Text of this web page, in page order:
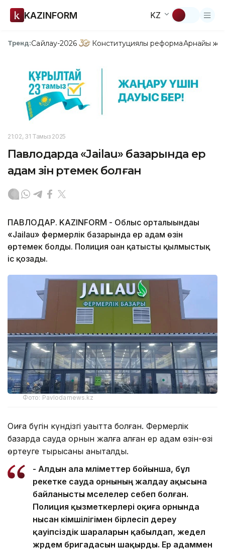
KAZINFORM KZ
Тренд:Сайлау-2026 Конституциялық реформаАрнайы
21:02, 31 Тамыз 2025
Павлодарда «Jailau» базарында ер
адам өзін өртемек болған
ПАВЛОДАР. KAZINFORM - Облыс орталығындағы
«Jailau» фермерлік базарында ер адам өзін
өртемек болды. Полиция оған қатысты қылмыстық
іс қозғады.
Фото: Pavlodarnews.kz
Оқиға бүгін күндізгі уақытта болған. Фермерлік
базарда сауда орнын жалға алған ер адам өзін-өзі
өртеуге тырысқаны анықталды.
- Алдын ала мәліметтер бойынша, бұл
әрекетке сауда орнының жалдау ақысына
байланысты мәселелер себеп болған.
Полиция қызметкерлері оқиға орнында
нысан әкімшілігімен бірлесіп дереу
қауіпсіздік шараларын қабылдап, жедел
жәрдем бригадасын шақырды. Ер адаммен